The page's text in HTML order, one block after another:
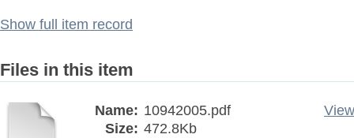
Show full item record
Files in this item
Name: 10942005.pdf
Size: 472.8Kb